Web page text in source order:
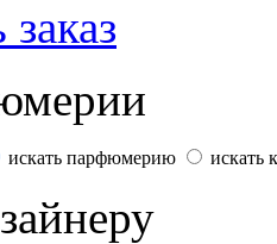
искать парфюмерию искать